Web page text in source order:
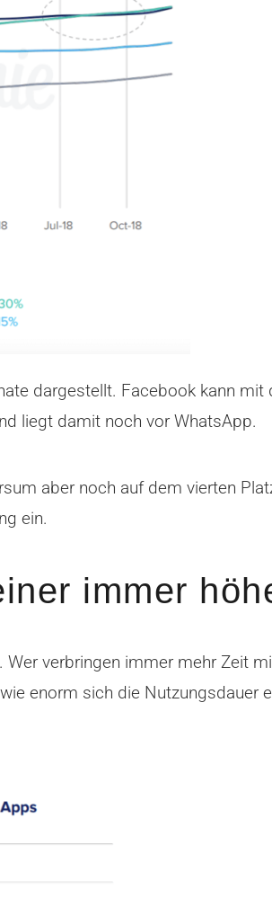
dargestellt. Facebook kann
liegt damit noch vor WhatsApp.
aber noch auf dem vierten
ein.
immer
verbringen immer mehr Zeit
enorm sich die